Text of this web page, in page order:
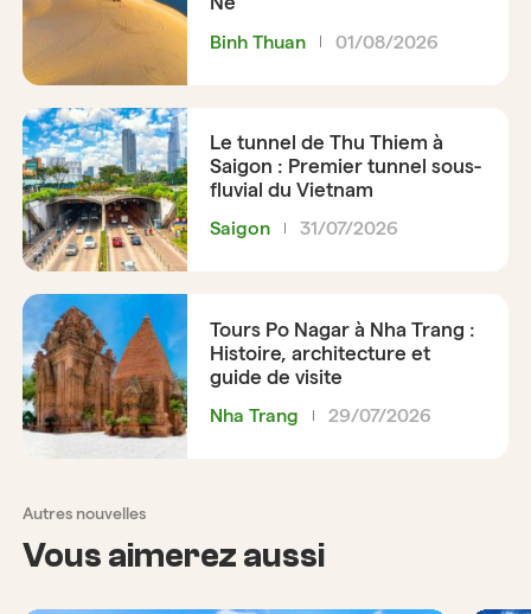
Binh Thuan 01/08/2026
Le tunnel de Thu Thiem à
Saigon : Premier tunnel sous-
fluvial du Vietnam
Saigon 31/07/2026
Tours Po Nagar à Nha Trang :
Histoire, architecture et
guide de visite
Nha Trang 29/07/2026
Autres nouvelles
Vous aimerez aussi